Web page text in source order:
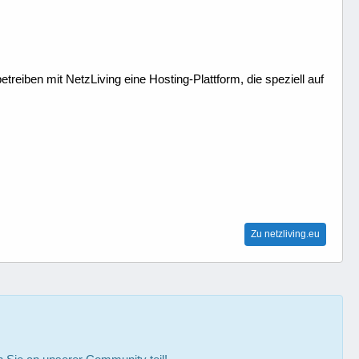
mit NetzLiving eine Hosting-Plattform, die speziell auf
Zu netzliving.eu